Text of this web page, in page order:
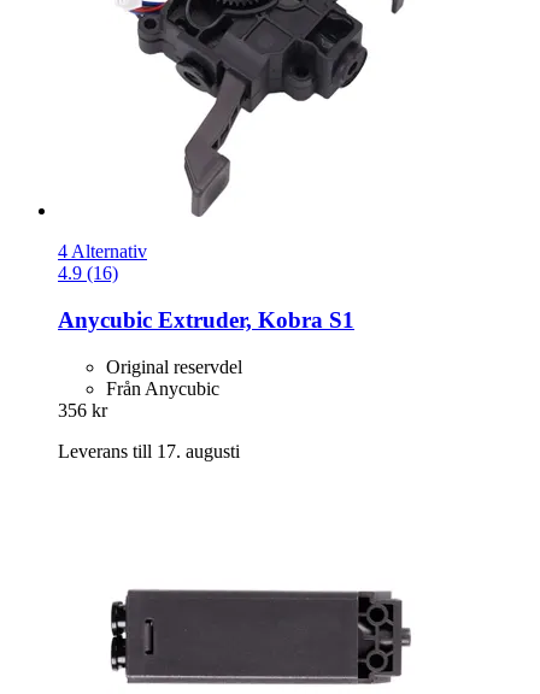
4 Alternativ
4.9 (16)
Anycubic Extruder, Kobra S1
Original reservdel
Från Anycubic
356 kr
Leverans till 17. augusti